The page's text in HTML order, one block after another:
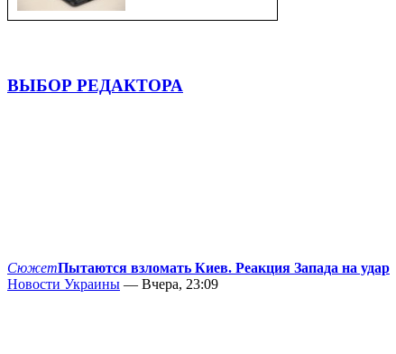
ВЫБОР РЕДАКТОРА
СюжетПытаются взломать Киев. Реакция Запада на удар
Новости Украины — Вчера, 23:09